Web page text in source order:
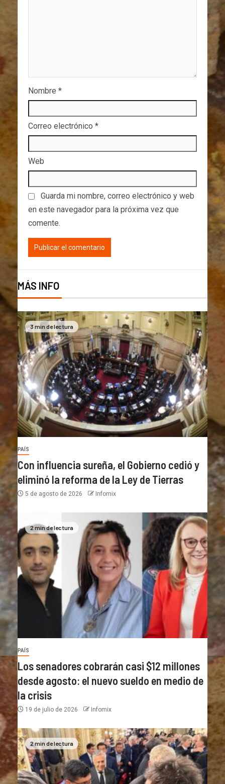
Nombre *
Correo electrónico *
Web
Guarda mi nombre, correo electrónico y web
en este navegador para la próxima vez que
comente.
MÁS INFO
3 min de lectura
PAÍS
Con influencia sureña, el Gobierno cedió y
eliminó la reforma de la Ley de Tierras
5 de agosto de 2026 Infomix
2 min de lectura
PAÍS
Los senadores cobrarán casi $12 millones
desde agosto: el nuevo sueldo en medio de
la crisis
19 de julio de 2026 Infomix
2 min de lectura